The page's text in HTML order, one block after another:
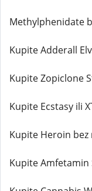
Methylphenidate
Kupite Adderall
Kupite Zopiclone
Kupite Ecstasy ili
Kupite Heroin bez
Kupite Amfetamin